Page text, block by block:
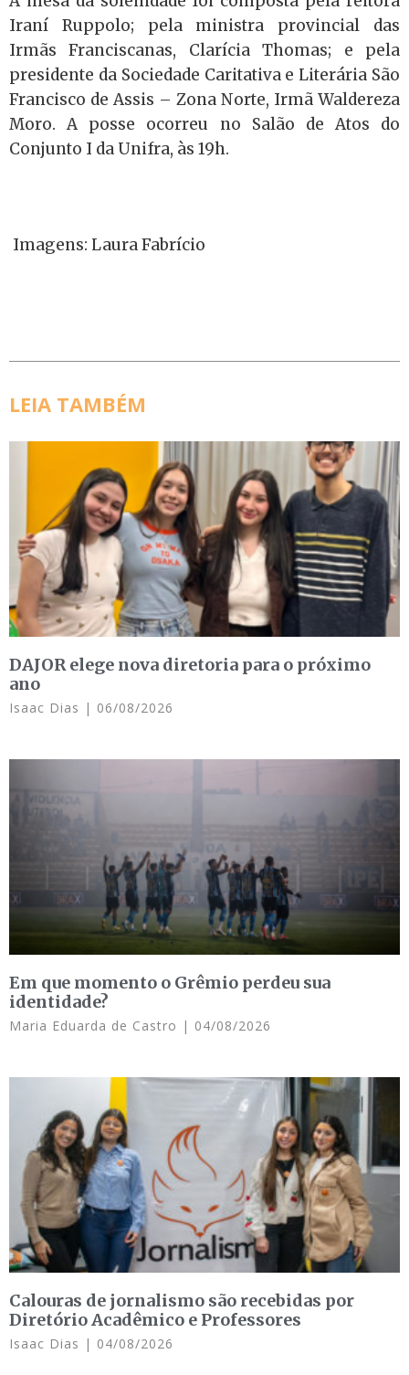
Iraní Ruppolo; pela ministra provincial das
Irmãs Franciscanas, Clarícia Thomas; e pela
presidente da Sociedade Caritativa e Literária São
Francisco de Assis – Zona Norte, Irmã Waldereza
Moro. A posse ocorreu no Salão de Atos do
Conjunto I da Unifra, às 19h.
Imagens: Laura Fabrício
LEIA TAMBÉM
DAJOR elege nova diretoria para o próximo
ano
Isaac Dias 06/08/2026
Em que momento o Grêmio perdeu sua
identidade?
Maria Eduarda de Castro 04/08/2026
Calouras de jornalismo são recebidas por
Diretório Acadêmico e Professores
Isaac Dias 04/08/2026